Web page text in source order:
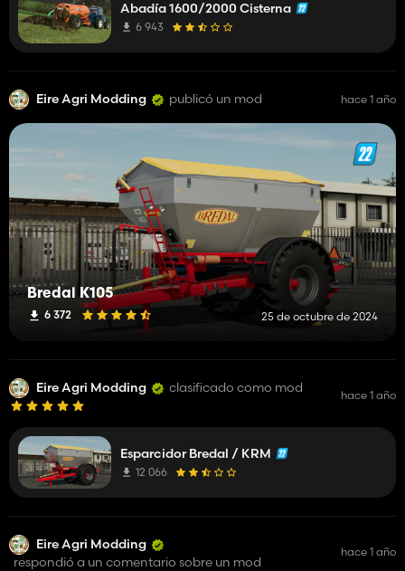
Abadía 1600/2000 Cisterna
6 943
Eire Agri Modding publicó un mod hace 1 año
Bredal K105
6 372 25 de octubre de 2024
Eire Agri Modding clasificado como mod hace 1 año
Esparcidor Bredal / KRM
12 066
Eire Agri Modding
respondió a un comentario sobre un mod
hace 1 año